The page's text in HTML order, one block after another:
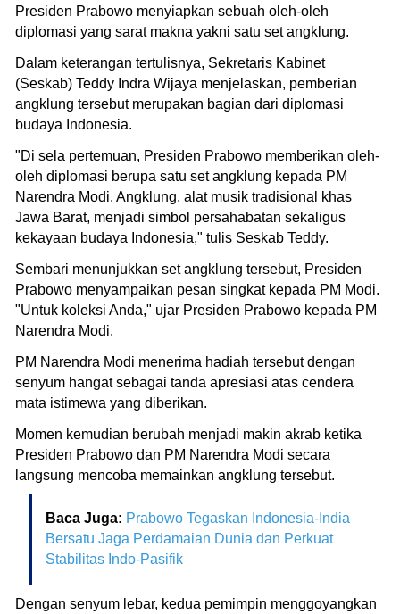
Presiden Prabowo menyiapkan sebuah oleh-oleh
diplomasi yang sarat makna yakni satu set angklung.
Dalam keterangan tertulisnya, Sekretaris Kabinet
(Seskab) Teddy Indra Wijaya menjelaskan, pemberian
angklung tersebut merupakan bagian dari diplomasi
budaya Indonesia.
"Di sela pertemuan, Presiden Prabowo memberikan oleh-
oleh diplomasi berupa satu set angklung kepada PM
Narendra Modi. Angklung, alat musik tradisional khas
Jawa Barat, menjadi simbol persahabatan sekaligus
kekayaan budaya Indonesia," tulis Seskab Teddy.
Sembari menunjukkan set angklung tersebut, Presiden
Prabowo menyampaikan pesan singkat kepada PM Modi.
"Untuk koleksi Anda," ujar Presiden Prabowo kepada PM
Narendra Modi.
PM Narendra Modi menerima hadiah tersebut dengan
senyum hangat sebagai tanda apresiasi atas cendera
mata istimewa yang diberikan.
Momen kemudian berubah menjadi makin akrab ketika
Presiden Prabowo dan PM Narendra Modi secara
langsung mencoba memainkan angklung tersebut.
Baca Juga: Prabowo Tegaskan Indonesia-India
Bersatu Jaga Perdamaian Dunia dan Perkuat
Stabilitas Indo-Pasifik
Dengan senyum lebar, kedua pemimpin menggoyangkan